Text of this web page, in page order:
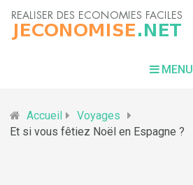
MENU
Accueil
Voyages
Et si vous fêtiez Noël en Espagne ?